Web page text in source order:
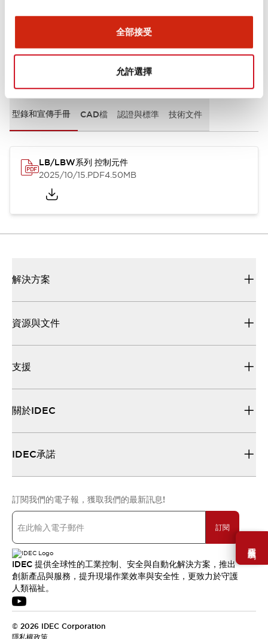
全部接受
允許選擇
需要幫助嗎？
型錄和宣傳手冊 CAD檔 認證與標準 技術文件
LB/LBW系列 控制元件
2025/10/15.PDF4.50MB
解決方案
資源與文件
支援
關於IDEC
IDEC承諾
訂閱我們的電子報，獲取我們的最新訊息!
訂閱
IDEC 提供全球性的工業控制、安全與自動化解決方案，推出
創新產品與服務，提升現場作業效率與安全性，更致力於守護
人類福祉。
© 2026 IDEC Corporation